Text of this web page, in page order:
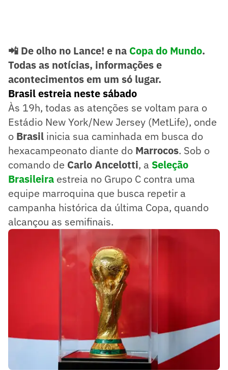
📲 De olho no Lance! e na Copa do Mundo.
Todas as notícias, informações e
acontecimentos em um só lugar.
Brasil estreia neste sábado
Às 19h, todas as atenções se voltam para o
Estádio New York/New Jersey (MetLife), onde
o Brasil inicia sua caminhada em busca do
hexacampeonato diante do Marrocos. Sob o
comando de Carlo Ancelotti, a Seleção
Brasileira estreia no Grupo C contra uma
equipe marroquina que busca repetir a
campanha histórica da última Copa, quando
alcançou as semifinais.